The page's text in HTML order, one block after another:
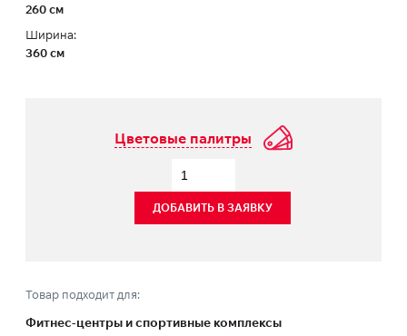
260 см
Ширина:
360 см
Цветовые палитры
ДОБАВИТЬ В ЗАЯВКУ
Товар подходит для:
Фитнес-центры и спортивные комплексы